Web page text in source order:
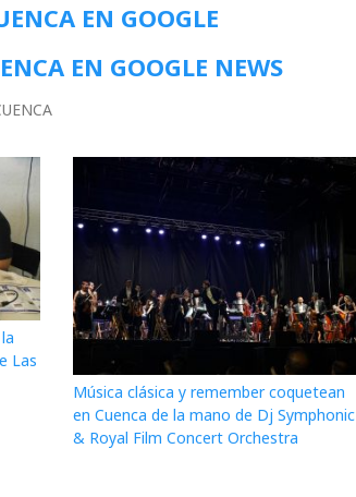
EN GOOGLE
EN GOOGLE NEWS
Las
Música clásica y remember coquetean
en Cuenca de la mano de Dj Symphonic
& Royal Film Concert Orchestra